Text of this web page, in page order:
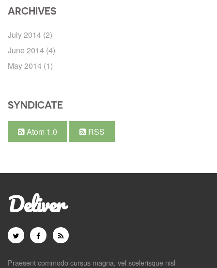
ARCHIVES
July 2014 (2)
June 2014 (4)
May 2014 (1)
SYNDICATE
Atom 1.0 RSS
Deliver
Praesent commodo cursus magna, vel scelerisque nisl